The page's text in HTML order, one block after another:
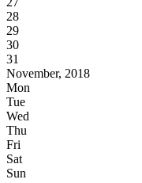
28
29
30
31
November, 2018
Mon
Tue
Wed
Thu
Fri
Sat
Sun